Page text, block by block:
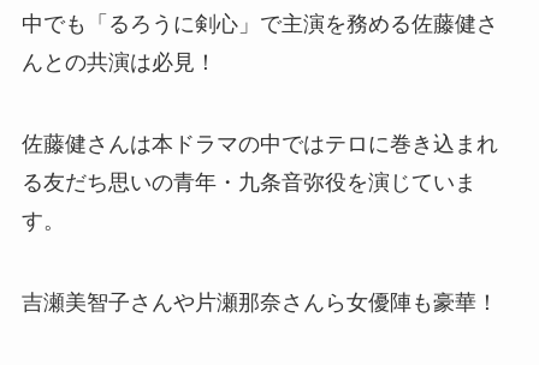
中でも「るろうに剣心」で主演を務める佐藤健さ
んとの共演は必見！
佐藤健さんは本ドラマの中ではテロに巻き込まれ
る友だち思いの青年・九条音弥役を演じていま
す。
吉瀬美智子さんや片瀬那奈さんら女優陣も豪華！